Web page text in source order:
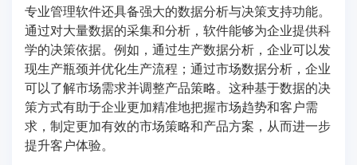
专业管理软件还具备强大的数据分析与决策支持功能。
通过对大量数据的采集和分析，软件能够为企业提供科
学的决策依据。例如，通过生产数据分析，企业可以发
现生产瓶颈并优化生产流程；通过市场数据分析，企业
可以了解市场需求并调整产品策略。这种基于数据的决
策方式有助于企业更加精准地把握市场趋势和客户需
求，制定更加有效的市场策略和产品方案，从而进一步
提升客户体验。